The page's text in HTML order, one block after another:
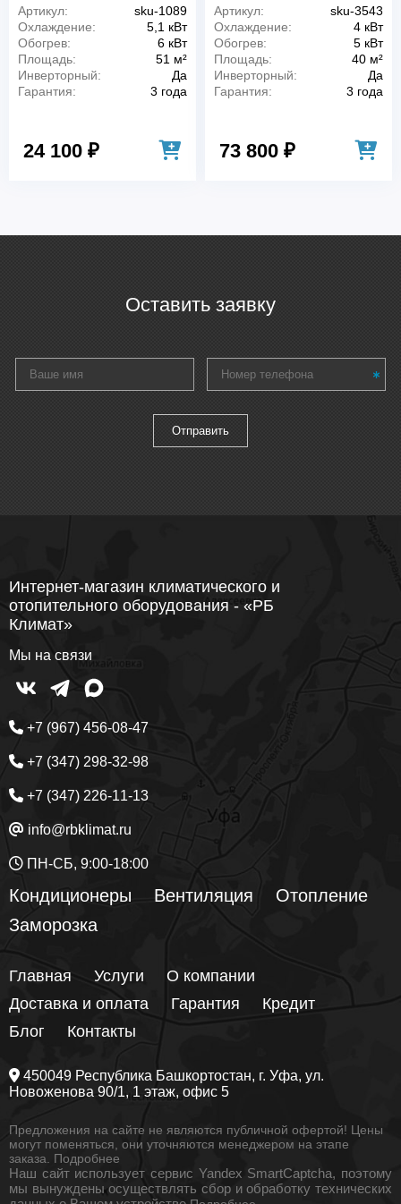
Артикул:
sku-1089
Охлаждение:
5,1 кВт
Обогрев:
6 кВт
Площадь:
51 м²
Инверторный:
Да
Гарантия:
3 года
24 100 ₽
Артикул:
sku-3543
Охлаждение:
4 кВт
Обогрев:
5 кВт
Площадь:
40 м²
Инверторный:
Да
Гарантия:
3 года
73 800 ₽
Оставить заявку
Интернет-магазин климатического и
отопительного оборудования - «РБ
Климат»
Мы на связи
+7 (967) 456-08-47
+7 (347) 298-32-98
+7 (347) 226-11-13
info@rbklimat.ru
ПН-СБ, 9:00-18:00
Кондиционеры Вентиляция
Отопление
Заморозка
Главная Услуги
О компании
Доставка и оплата
Гарантия
Кредит
Блог
Контакты
450049 Республика Башкортостан, г. Уфа, ул.
Новоженова 90/1, 1 этаж, офис 5
Предложения на сайте не являются публичной офертой! Цены
могут поменяться, они уточняются менеджером на этапе
заказа. Подробнее
Наш сайт использует сервис Yandex SmartCaptcha, поэтому
мы вынуждены осуществлять сбор и обработку технических